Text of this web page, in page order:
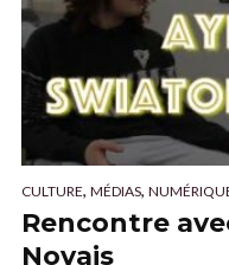
CULTURE, MÉDIAS,
Rencontre
Novais